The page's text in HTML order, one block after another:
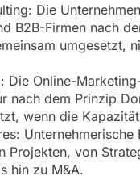
Die
B2B-Firmen nach
umgesetzt,
Die Online-
nach dem Prinzip
wenn die
Unternehmerische
Projekten, von
hin zu M&A.